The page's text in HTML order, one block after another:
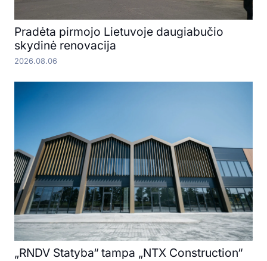
Pradėta pirmojo Lietuvoje daugiabučio
skydinė renovacija
2026.08.06
„RNDV Statyba“ tampa „NTX Construction“